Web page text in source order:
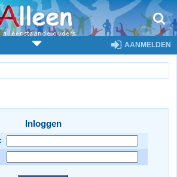
AANMELDEN
Inloggen